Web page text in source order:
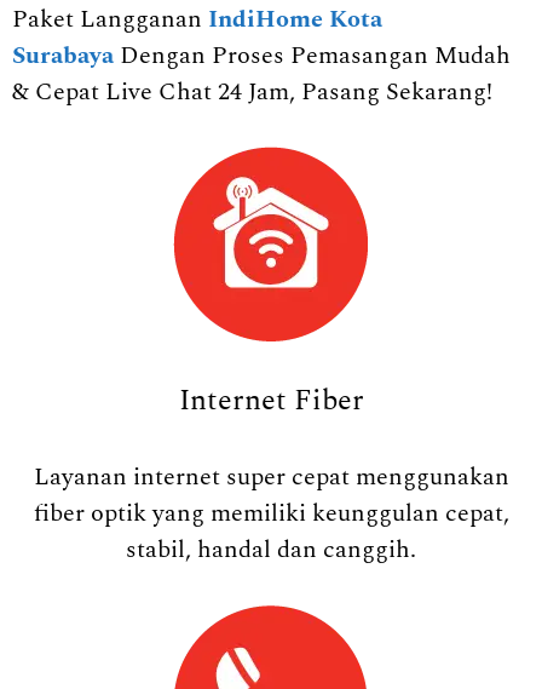
Paket Langganan IndiHome Kota
Surabaya Dengan Proses Pemasangan Mudah
& Cepat Live Chat 24 Jam, Pasang Sekarang!
Internet Fiber
Layanan internet super cepat menggunakan
fiber optik yang memiliki keunggulan cepat,
stabil, handal dan canggih.